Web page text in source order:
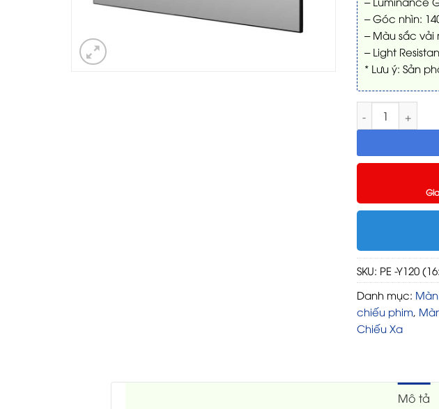
– Góc nhìn:
– Màu sắc vải
– Light
* Lưu ý: Sản
Màn chiếu
SKU: PE -Y120
Danh mục:
chiếu phim,
Chiếu Xa
Mô tả